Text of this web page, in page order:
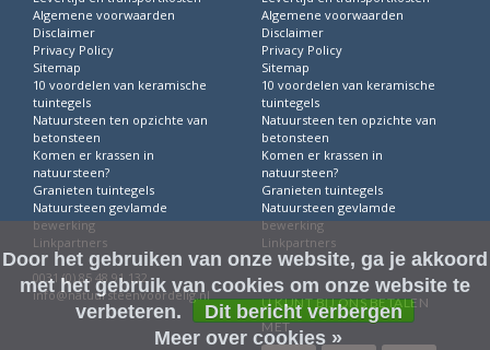
Algemene voorwaarden
Disclaimer
Privacy Policy
Sitemap
10 voordelen van keramische
tuintegels
Natuursteen ten opzichte van
betonsteen
Komen er krassen in
natuursteen?
Granieten tuintegels
Natuursteen gevlamde
bewerking
Linkpartners
0031 (0) 85 48 91 132
info@natuursteenvoordelig.nl
Algemene voorwaarden
Disclaimer
Privacy Policy
Sitemap
10 voordelen van keramische
tuintegels
Natuursteen ten opzichte van
betonsteen
Komen er krassen in
natuursteen?
Granieten tuintegels
Natuursteen gevlamde
bewerking
Linkpartners
U KUNT BIJ ONS BETALEN
MET
Door het gebruiken van onze website, ga je akkoord
met het gebruik van cookies om onze website te
verbeteren.
Dit bericht verbergen
Meer over cookies »